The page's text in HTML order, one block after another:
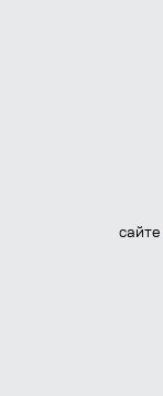
сайте